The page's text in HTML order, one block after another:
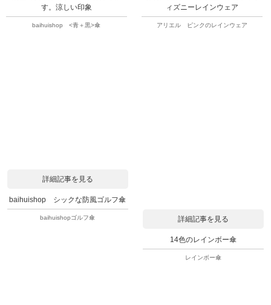
す。涼しい印象
baihuishop <青＋黒>傘
ィズニーレインウェア
アリエル ピンクのレインウェア
詳細記事を見る
baihuishop シックな防風ゴルフ傘
baihuishopゴルフ傘 詳細記事を見る
14色のレインボー傘
レインボー傘